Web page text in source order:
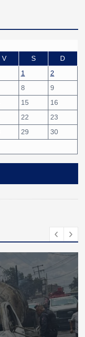
V S
D
1
2
8
9
15
16
22
23
29
30